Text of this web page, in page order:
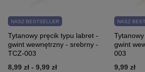
NASZ BESTSELLER
Tytanowy pręcik typu labret -
gwint wewnętrzny - srebrny -
TCZ-003
8,99 zł - 9,99 zł
NASZ
gwint
003
9,99 zł